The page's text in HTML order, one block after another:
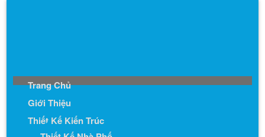
Trang Chủ
Giới Thiệu
Thiết Kế Kiến Trúc